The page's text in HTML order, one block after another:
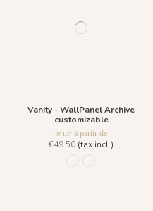
Vanity - WallPanel Archive
customizable
le m² à partir de
€49.50 (tax incl.)